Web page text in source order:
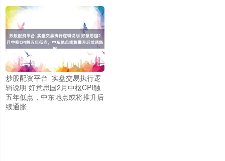
炒股配资平台_实盘交易执行逻
辑说明 好意思国2月中枢CPI触
五年低点，中东地点或将推升后
续通胀
3900.35